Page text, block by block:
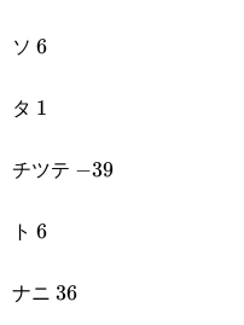
ソ 6
6
タ 1
1
チツテ -39
−39
ト 6
6
ナニ 36
36